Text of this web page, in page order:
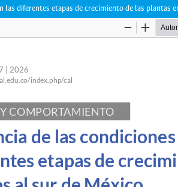
diferentes etapas de crecimiento de las plantas